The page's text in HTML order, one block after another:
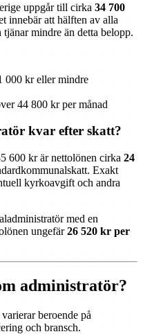
uppgår till cirka 34 700
innebär att hälften av alla
mindre än detta belopp.
000 kr eller mindre
44 800 kr per månad
kvar efter skatt?
600 kr är nettolönen cirka 24
Exakt
kyrkoavgift och andra
med en
ungefär26 520 kr per
administratör?
beroende på
och bransch.